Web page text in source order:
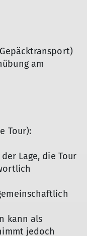
am
Tour):
Lage, die Tour
kann als
jedoch